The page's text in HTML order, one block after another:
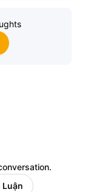
Luận